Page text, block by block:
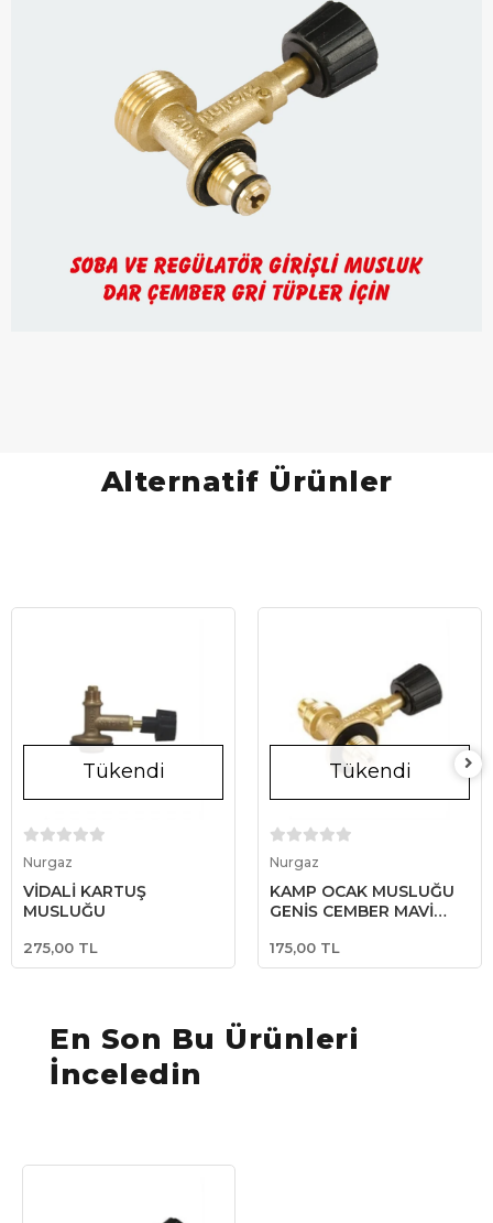
Alternatif Ürünler
Tükendi
Nurgaz
VİDALİ KARTUŞ
MUSLUĞU
275,00 TL
Tükendi
Nurgaz
KAMP OCAK MUSLUĞU
GENİŞ ÇEMBER MAVİ
175,00 TL
En Son Bu Ürünleri
İnceledin